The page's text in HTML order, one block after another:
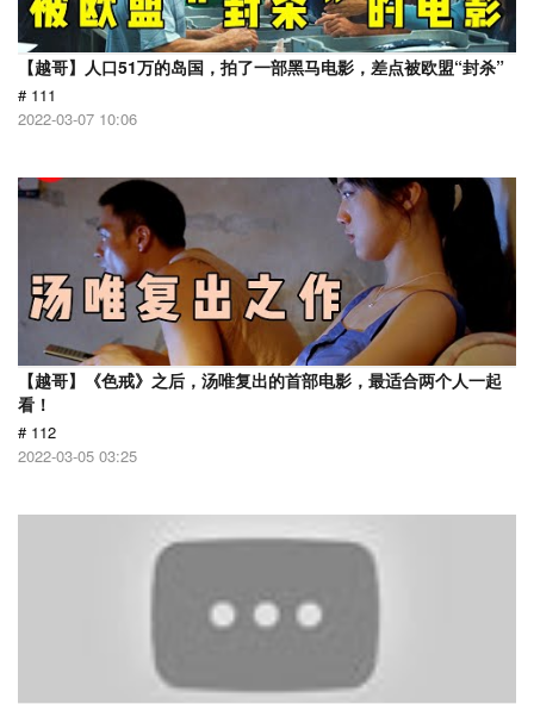
【越哥】人口51万的岛国，拍了一部黑马电影，差点被欧盟“封杀”
# 111
2022-03-07 10:06
【越哥】《色戒》之后，汤唯复出的首部电影，最适合两个人一起
看！
# 112
2022-03-05 03:25